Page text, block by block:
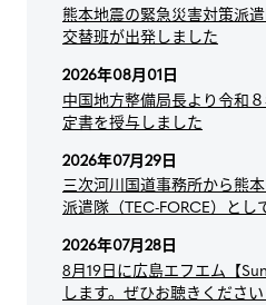
熊本地震の緊急災害対策派
交替班が出発しました
2026年08月01日
中国地方整備局長より令和
定書を授与しました
2026年07月29日
三次河川国道事務所から熊
派遣隊（TEC-FORCE）とし
2026年07月28日
8月19日に広島エフエム【
します。ぜひお聴きください